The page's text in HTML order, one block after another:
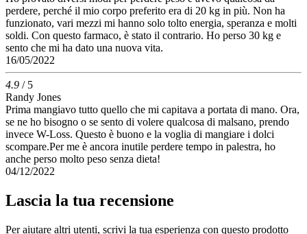
perdere, perché il mio corpo preferito era di 20 kg in più. Non ha
funzionato, vari mezzi mi hanno solo tolto energia, speranza e molti
soldi. Con questo farmaco, è stato il contrario. Ho perso 30 kg e
sento che mi ha dato una nuova vita.
16/05/2022
4.9 / 5
Randy Jones
Prima mangiavo tutto quello che mi capitava a portata di mano. Ora,
se ne ho bisogno o se sento di volere qualcosa di malsano, prendo
invece W-Loss. Questo è buono e la voglia di mangiare i dolci
scompare.Per me è ancora inutile perdere tempo in palestra, ho
anche perso molto peso senza dieta!
04/12/2022
Lascia la tua recensione
Per aiutare altri utenti, scrivi la tua esperienza con questo prodotto